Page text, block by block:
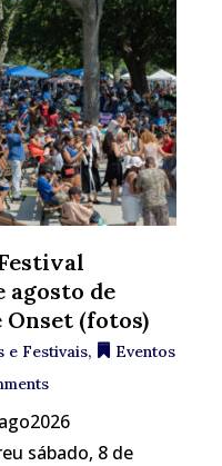
agosto de
Onset (fotos)
e Festivais,
Eventos
sábado, 8 de